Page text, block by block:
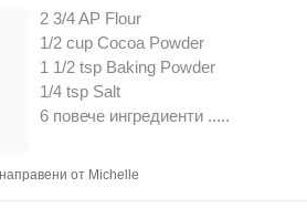
2 3/4 AP Flour
1/2 cup Cocoa Powder
1 1/2 tsp Baking Powder
1/4 tsp Salt
6 повече ингредиенти .....
от Michelle